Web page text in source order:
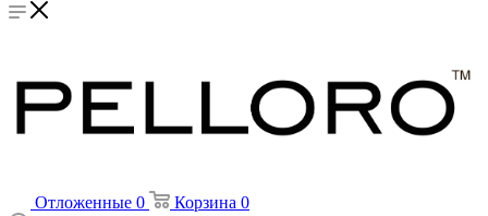
Отложенные 0 Корзина 0